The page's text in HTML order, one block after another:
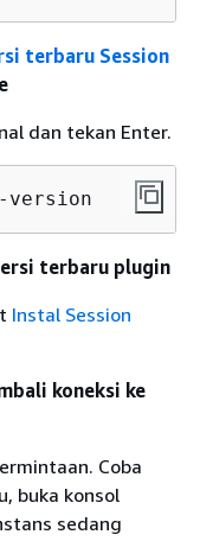
terbaru Session
dan tekan Enter.
version
terbaru plugin
Instal Session
koneksi ke
Coba
buka konsol
sedang